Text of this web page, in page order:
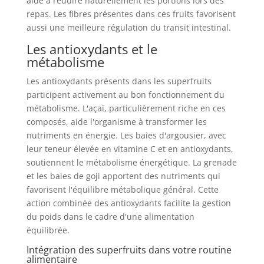
repas. Les fibres présentes dans ces fruits favorisent
aussi une meilleure régulation du transit intestinal.
Les antioxydants et le
métabolisme
Les antioxydants présents dans les superfruits
participent activement au bon fonctionnement du
métabolisme. L'açaï, particulièrement riche en ces
composés, aide l'organisme à transformer les
nutriments en énergie. Les baies d'argousier, avec
leur teneur élevée en vitamine C et en antioxydants,
soutiennent le métabolisme énergétique. La grenade
et les baies de goji apportent des nutriments qui
favorisent l'équilibre métabolique général. Cette
action combinée des antioxydants facilite la gestion
du poids dans le cadre d'une alimentation
équilibrée.
Intégration des superfruits dans votre routine
alimentaire